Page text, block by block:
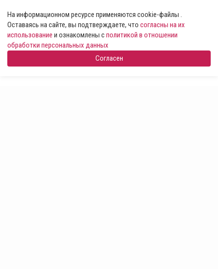
На информационном ресурсе применяются cookie-файлы .
Оставаясь на сайте, вы подтверждаете, что согласны на их
использование и ознакомлены сполитикой в отношении
обработки персональных данных
Согласен